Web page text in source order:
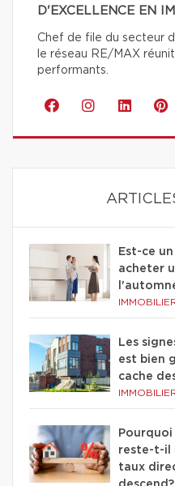
D'EXCELLENCE EN
Chef de file du secteur
le réseau RE/MAX
performants.
Est-ce
acheter
Les
est bien
cache
Pourquoi
reste-t-il
taux